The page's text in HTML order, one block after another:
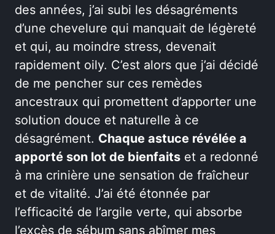
des années, j’ai subi les désagréments
d’une chevelure qui manquait de légèreté
et qui, au moindre stress, devenait
rapidement oily. C’est alors que j’ai décidé
de me pencher sur ces remèdes
ancestraux qui promettent d’apporter une
solution douce et naturelle à ce
désagrément. Chaque astuce révélée a
apporté son lot de bienfaits et a redonné
à ma crinière une sensation de fraîcheur
et de vitalité. J’ai été étonnée par
l’efficacité de l’argile verte, qui absorbe
l’excès de sébum sans abîmer mes